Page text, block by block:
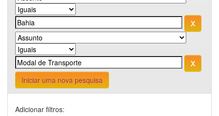
Iniciar uma nova pesquisa
Adicionar filtros: